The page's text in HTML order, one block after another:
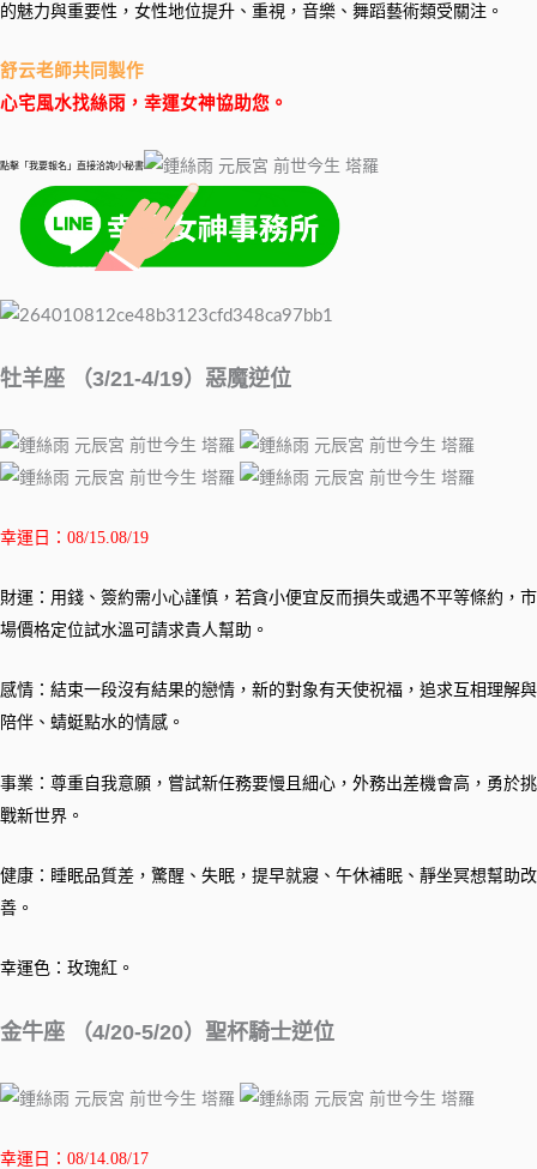
的魅力與重要性，女性地位提升、重視，音樂、舞蹈藝術類受關注。
舒云老師共同製作
心宅風水找絲雨，幸運女神協助您。
點擊「我要報名」直接洽詢小秘書
牡羊座 （3/21-4/19）惡魔逆位
幸運日：08/15.08/19
財運：用錢、簽約需小心謹慎，若貪小便宜反而損失或遇不平等條約，市
場價格定位試水溫可請求貴人幫助。
感情：結束一段沒有結果的戀情，新的對象有天使祝福，追求互相理解與
陪伴、蜻蜓點水的情感。
事業：尊重自我意願，嘗試新任務要慢且細心，外務出差機會高，勇於挑
戰新世界。
健康：睡眠品質差，驚醒、失眠，提早就寢、午休補眠、靜坐冥想幫助改
善。
幸運色：玫瑰紅。
金牛座 （4/20-5/20）聖杯騎士逆位
幸運日：08/14.08/17